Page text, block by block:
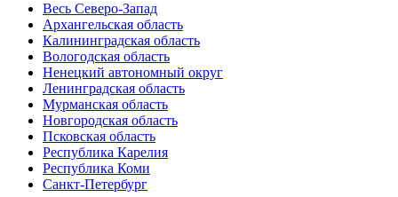
Весь Северо-Запад
Архангельская область
Калининградская область
Вологодская область
Ненецкий автономный округ
Ленинградская область
Мурманская область
Новгородская область
Псковская область
Республика Карелия
Республика Коми
Санкт-Петербург